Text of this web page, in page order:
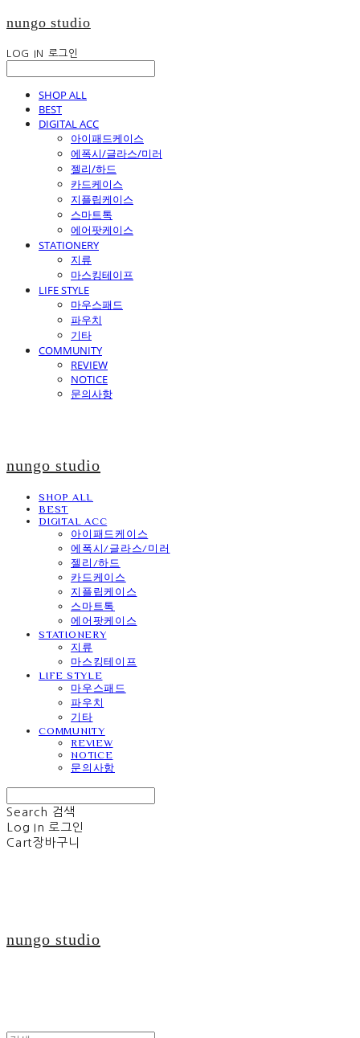
nungo studio
LOG IN 로그인
SHOP ALL
BEST
DIGITAL ACC
아이패드케이스
에폭시/글라스/미러
젤리/하드
카드케이스
지플립케이스
스마트톡
에어팟케이스
STATIONERY
지류
마스킹테이프
LIFE STYLE
마우스패드
파우치
기타
COMMUNITY
REVIEW
NOTICE
문의사항
nungo studio
SHOP ALL
BEST
DIGITAL ACC
아이패드케이스
에폭시/글라스/미러
젤리/하드
카드케이스
지플립케이스
스마트톡
에어팟케이스
STATIONERY
지류
마스킹테이프
LIFE STYLE
마우스패드
파우치
기타
COMMUNITY
REVIEW
NOTICE
문의사항
Search 검색
Log In 로그인
Cart장바구니
nungo studio